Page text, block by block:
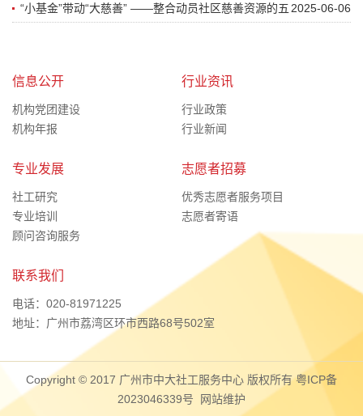
全运 2025-06-06
“小基金”带动“大慈善” ——整合动员社区慈善资源的五
信息公开
机构党团建设
机构年报
行业资讯
行业政策
行业新闻
专业发展
社工研究
专业培训
顾问咨询服务
志愿者招募
优秀志愿者服务项目
志愿者寄语
联系我们
电话：020-81971225
地址：广州市荔湾区环市西路68号502室
Copyright © 2017 广州市中大社工服务中心 版权所有粤ICP备
2023046339号
网站维护